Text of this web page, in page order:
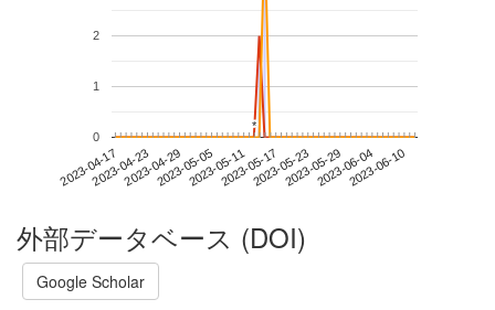
2023-04-172023-04-232023-04-292023-05-052023-05-112023-05-172023-05-232023-05-292023-06-042023-06-10
0
1
2
**
外部データベース (DOI)
Google Scholar